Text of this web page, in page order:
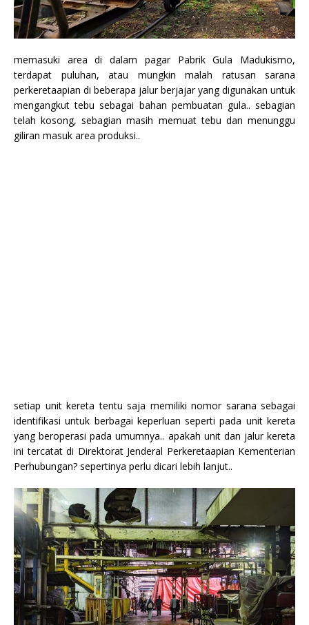
memasuki area di dalam pagar Pabrik Gula Madukismo,
terdapat puluhan, atau mungkin malah ratusan sarana
perkeretaapian di beberapa jalur berjajar yang digunakan untuk
mengangkut tebu sebagai bahan pembuatan gula.. sebagian
telah kosong, sebagian masih memuat tebu dan menunggu
giliran masuk area produksi..
setiap unit kereta tentu saja memiliki nomor sarana sebagai
identifikasi untuk berbagai keperluan seperti pada unit kereta
yang beroperasi pada umumnya.. apakah unit dan jalur kereta
ini tercatat di Direktorat Jenderal Perkeretaapian Kementerian
Perhubungan? sepertinya perlu dicari lebih lanjut..